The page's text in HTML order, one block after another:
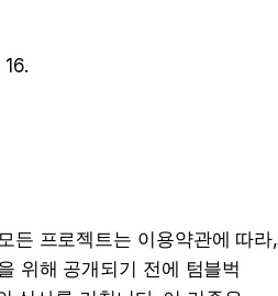
든 프로젝트는 이용약관에 따라,
위해 공개되기 전에 텀블벅